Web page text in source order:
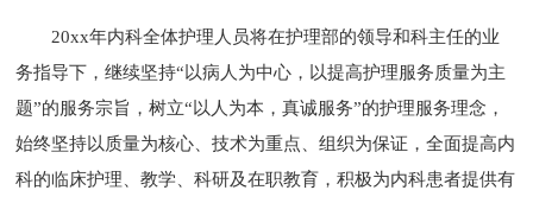
20xx年内科全体护理人员将在护理部的领导和科主任的业
务指导下，继续坚持“以病人为中心，以提高护理服务质量为主
题”的服务宗旨，树立“以人为本，真诚服务”的护理服务理念，
始终坚持以质量为核心、技术为重点、组织为保证，全面提高内
科的临床护理、教学、科研及在职教育，积极为内科患者提供有